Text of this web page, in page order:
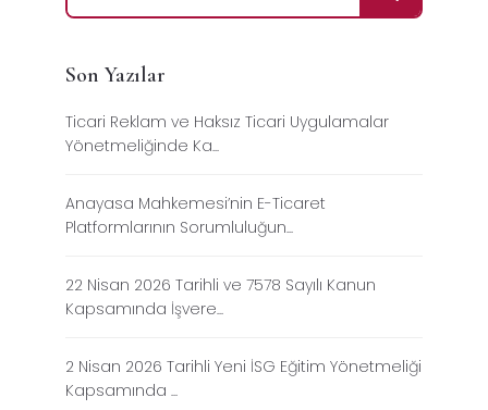
Son Yazılar
Ticari Reklam ve Haksız Ticari Uygulamalar
Yönetmeliğinde Ka...
Anayasa Mahkemesi’nin E-Ticaret
Platformlarının Sorumluluğun...
22 Nisan 2026 Tarihli ve 7578 Sayılı Kanun
Kapsamında İşvere...
2 Nisan 2026 Tarihli Yeni İSG Eğitim Yönetmeliği
Kapsamında ...